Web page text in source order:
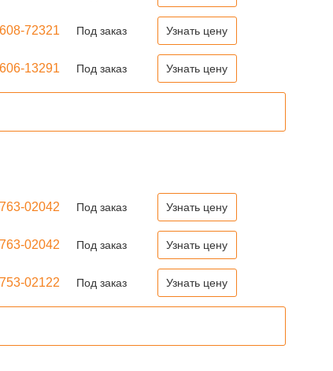
72321 Под заказ Узнать цену
13291 Под заказ Узнать цену
02042 Под заказ Узнать цену
02042 Под заказ Узнать цену
02122 Под заказ Узнать цену